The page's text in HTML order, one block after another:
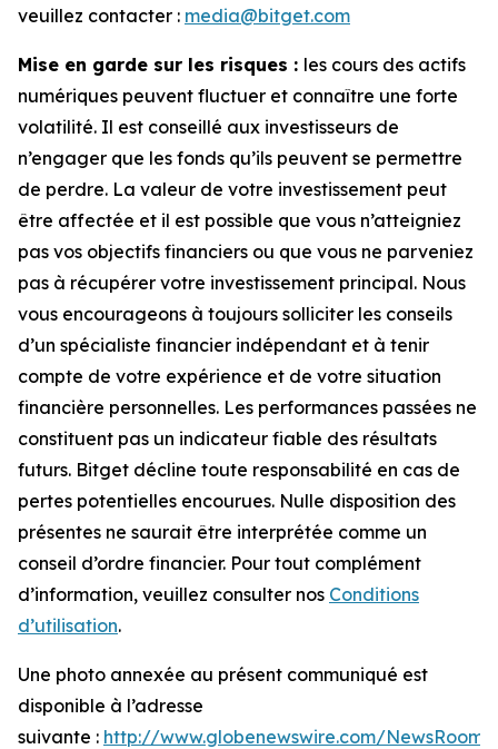
veuillez contacter : media@bitget.com
Mise en garde sur les risques : les cours des actifs
numériques peuvent fluctuer et connaître une forte
volatilité. Il est conseillé aux investisseurs de
n’engager que les fonds qu’ils peuvent se permettre
de perdre. La valeur de votre investissement peut
être affectée et il est possible que vous n’atteigniez
pas vos objectifs financiers ou que vous ne parveniez
pas à récupérer votre investissement principal. Nous
vous encourageons à toujours solliciter les conseils
d’un spécialiste financier indépendant et à tenir
compte de votre expérience et de votre situation
financière personnelles. Les performances passées ne
constituent pas un indicateur fiable des résultats
futurs. Bitget décline toute responsabilité en cas de
pertes potentielles encourues. Nulle disposition des
présentes ne saurait être interprétée comme un
conseil d’ordre financier. Pour tout complément
d’information, veuillez consulter nos Conditions
d’utilisation.
Une photo annexée au présent communiqué est
disponible à l’adresse
suivante : http://www.globenewswire.com/